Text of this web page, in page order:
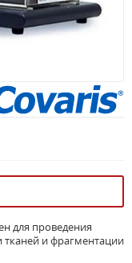
для проведения
и фрагментации